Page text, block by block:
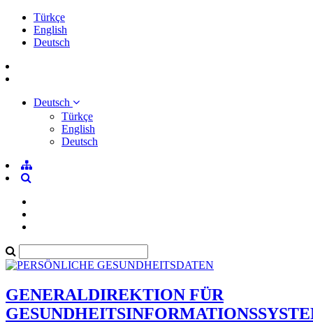
Türkçe
English
Deutsch
Deutsch
Türkçe
English
Deutsch
GENERALDIREKTION FÜR